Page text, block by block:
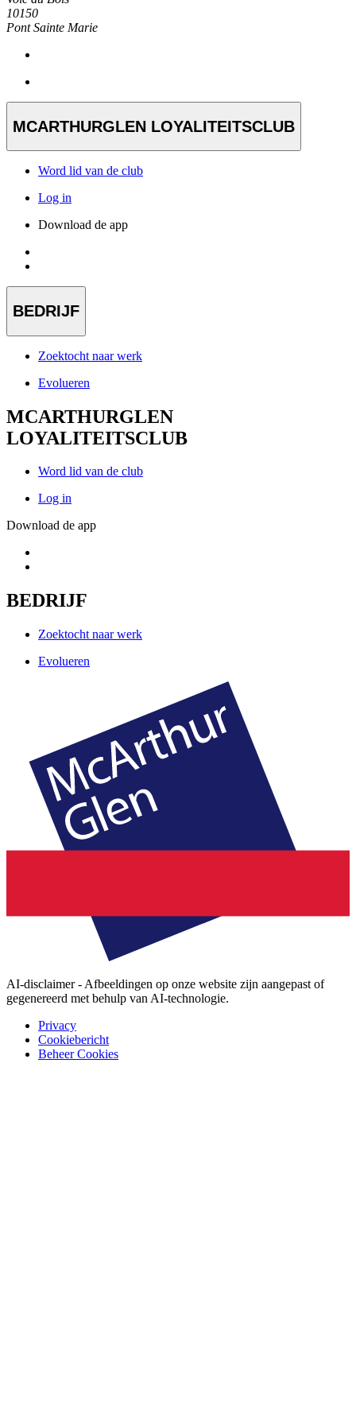
10150
Pont Sainte Marie
MCARTHURGLEN LOYALITEITSCLUB
Word lid van de club
Log in
Download de app
BEDRIJF
Zoektocht naar werk
Evolueren
MCARTHURGLEN
LOYALITEITSCLUB
Word lid van de club
Log in
Download de app
BEDRIJF
Zoektocht naar werk
Evolueren
AI-disclaimer - Afbeeldingen op onze website zijn aangepast of
gegenereerd met behulp van AI-technologie.
Privacy
Cookiebericht
Beheer Cookies